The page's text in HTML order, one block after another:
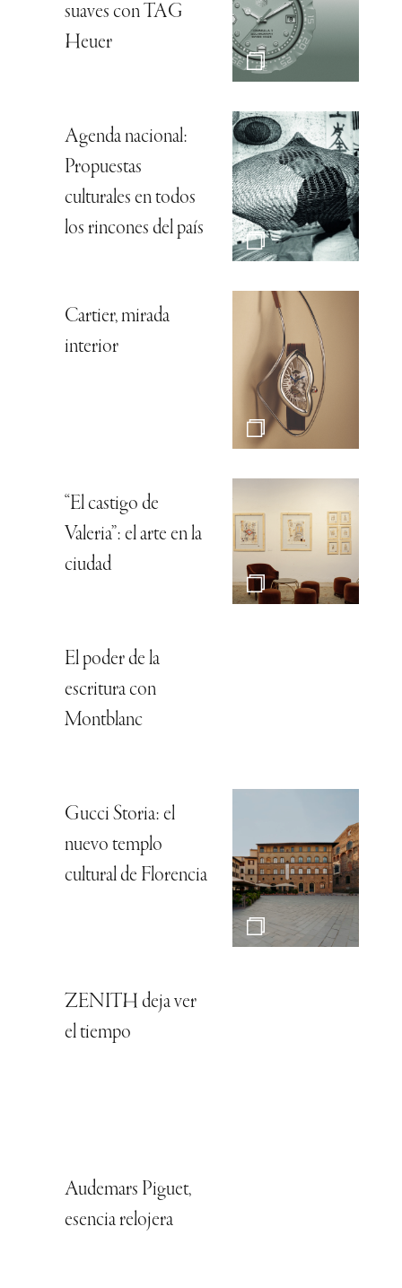
suaves con TAG
Heuer
Agenda nacional:
Propuestas
culturales en todos
los rincones del país
Cartier, mirada
interior
“El castigo de
Valeria”: el arte en la
ciudad
El poder de la
escritura con
Montblanc
Gucci Storia: el
nuevo templo
cultural de Florencia
ZENITH deja ver
el tiempo
Audemars Piguet,
esencia relojera